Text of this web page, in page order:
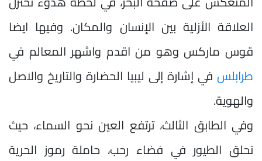
العلاقة الأزلية بين الإنسان والمكان. وفيها ايضا
قوس ماركس وهو من اقدم واشهر المعالم في
طرابلس في إشارة إلى ليبيا الحضارة والتاريخ والاصل
والهوية.
وفي الطابق الثالث، ترتفع العين نحو السماء، حيث
تحلق الطيور في فضاء رحب، حاملة رموز الحرية